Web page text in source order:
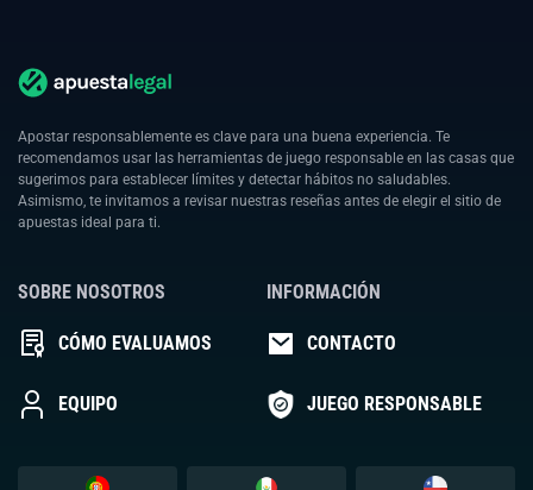
Apostar responsablemente es clave para una buena experiencia. Te
recomendamos usar las herramientas de juego responsable en las casas que
sugerimos para establecer límites y detectar hábitos no saludables.
Asimismo, te invitamos a revisar nuestras reseñas antes de elegir el sitio de
apuestas ideal para ti.
SOBRE NOSOTROS
CÓMO EVALUAMOS
EQUIPO
INFORMACIÓN
CONTACTO
JUEGO RESPONSABLE